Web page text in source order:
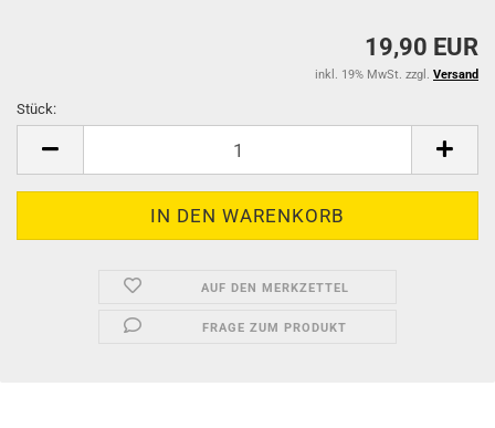
19,90 EUR
inkl. 19% MwSt. zzgl. Versand
Stück:
AUF DEN MERKZETTEL
FRAGE ZUM PRODUKT